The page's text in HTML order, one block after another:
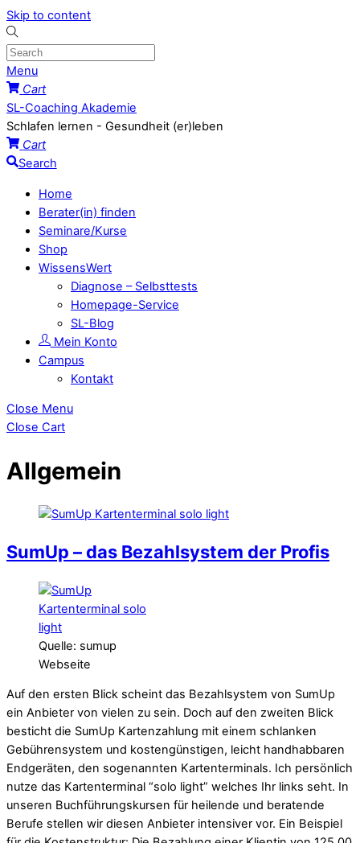
Skip to content
Menu
Cart
SL-Coaching Akademie
Schlafen lernen - Gesundheit (er)leben
Cart
Search
Home
Berater(in) finden
Seminare/Kurse
Shop
WissensWert
Diagnose – Selbsttests
Homepage-Service
SL-Blog
Mein Konto
Campus
Kontakt
Close Menu
Close Cart
Allgemein
SumUp – das Bezahlsystem der Profis
Quelle: sumup
Webseite
Auf den ersten Blick scheint das Bezahlsystem von SumUp
ein Anbieter von vielen zu sein. Doch auf den zweiten Blick
besticht die SumUp Kartenzahlung mit einem schlanken
Gebührensystem und kostengünstigen, leicht handhabbaren
Endgeräten, den sogenannten Kartenterminals. Ich persönlich
nutze das Kartenterminal “solo light” welches Ihr links seht. In
unseren Buchführungskursen für heilende und beratende
Berufe stellen wir diesen Anbieter intensiver vor. Ein Beispiel